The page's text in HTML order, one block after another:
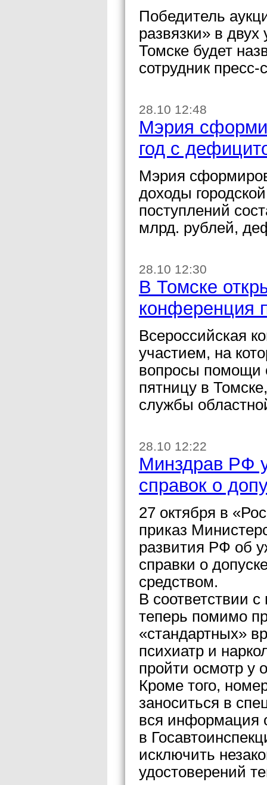
Победитель
развязки» в
Томске будет
сотрудник
28.10 12:48
Мэрия
год с
Мэрия
доходы
поступлений
млрд. рублей,
28.10 12:30
В Томске
конференция
Всероссийская
участием, на
вопросы помощи
пятницу в
службы
28.10 12:22
Минздрав РФ
справок о
27 октября в
приказ
развития РФ об
справки о
средством.
В соответствии
теперь помимо
«стандартных»
психиатр и
пройти осмотр у
Кроме того,
заноситься в
вся информация
в
исключить
удостоверений